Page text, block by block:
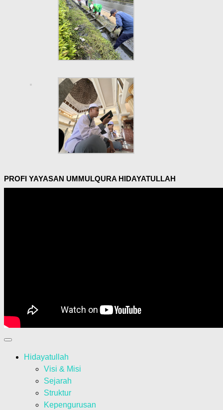
PROFI YAYASAN UMMULQURA HIDAYATULLAH
Hidayatullah
Visi & Misi
Sejarah
Struktur
Kepengurusan